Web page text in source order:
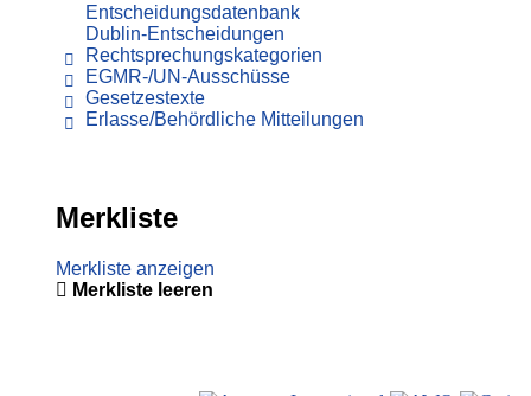
Entscheidungsdatenbank
Dublin-Entscheidungen
Rechtsprechungskategorien
EGMR-/UN-Ausschüsse
Gesetzestexte
Erlasse/Behördliche Mitteilungen
Merkliste
Merkliste anzeigen
Merkliste leeren